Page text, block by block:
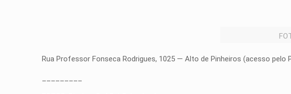
Rua Professor Fonseca Rodrigues, 1025 — Alto de Pinheiros (acesso pelo